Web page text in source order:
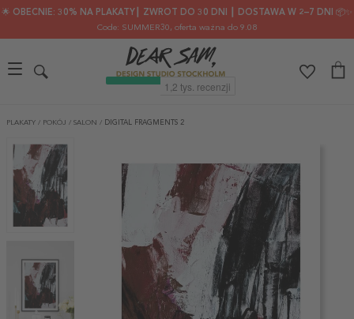
🌟 OBECNIE: 30% NA PLAKATY┃ ZWROT DO 30 DNI ┃ DOSTAWA W 2–7 DNI 📦✨
Code: SUMMER30, oferta ważna do 9.08
PLAKATY / POKÓJ / SALON / DIGITAL FRAGMENTS 2